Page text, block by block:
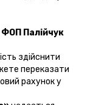
Палійчук
здійснити
переказати
рахунок у